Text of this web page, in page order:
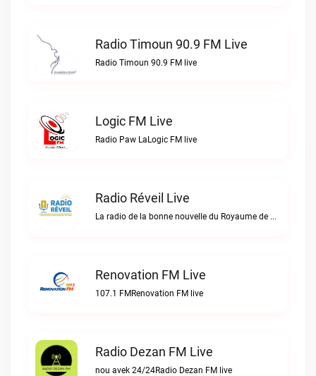
Radio Timoun 90.9 FM Live
Radio Timoun 90.9 FM live
Logic FM Live
Radio Paw LaLogic FM live
Radio Réveil Live
La radio de la bonne nouvelle du Royaume de DIEU en Haïti.Radio Réveil live
Renovation FM Live
107.1 FMRenovation FM live
Radio Dezan FM Live
nou avek 24/24Radio Dezan FM live